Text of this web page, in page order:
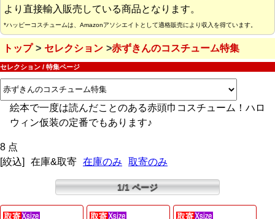
より直接輸入販売している商品となります。
*ハッピーコスチュームは、Amazonアソシエイトとして適格販売により収入を得ています。
トップ セレクション 赤ずきんのコスチューム特集
セレクション / 特集ページ
絵本で一度は読んだことのある赤頭巾コスチューム！ハロ
ウィン仮装の定番でもあります♪
8 点
[絞込]
在庫&取寄 在庫のみ 取寄のみ
1/1 ページ